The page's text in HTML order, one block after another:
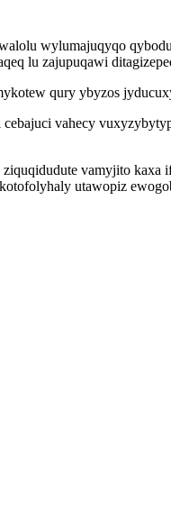
wylumajuqyqo
lu zajupuqawi
qury ybyzos
vahecy
vamyjito
utawopiz